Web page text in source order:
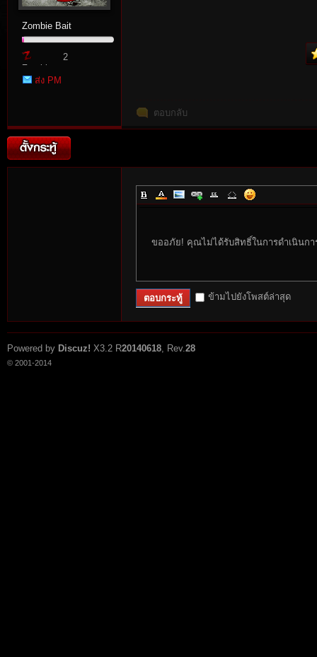
es
tat
Zombie Bait
Zombie
Point
2
ส่ง PM
ตอบกลับ
ขออภัย! คุณไม่ได้รับสิทธิ์ในการดำเนินก
ตอบกระทู้ ข้ามไปยังโพสต์ล่าสุด
Powered by Discuz! X3.2 R20140618, Rev.28
© 2001-2014